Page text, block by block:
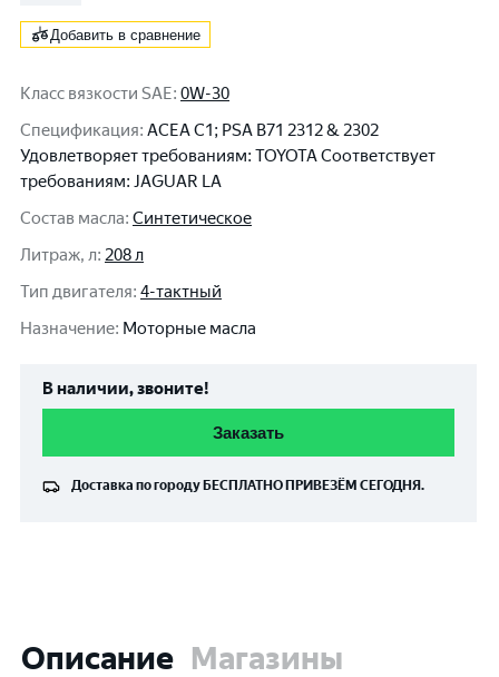
Добавить в сравнение
Класс вязкости SAE: 0W-30
Спецификация: ACEA C1; PSA B71 2312 & 2302
Удовлетворяет требованиям: TOYOTA Соответствует
требованиям: JAGUAR LA
Состав масла: Синтетическое
Литраж, л: 208 л
Тип двигателя: 4-тактный
Назначение: Моторные масла
В наличии, звоните!
Заказать
Доставка по городу БЕСПЛАТНО ПРИВЕЗЁМ СЕГОДНЯ.
Описание Магазины